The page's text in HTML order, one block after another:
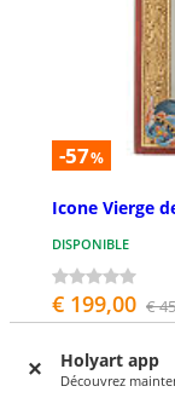
Holyart app
Découvrez
-57%
Icone Vierge
DISPONIBLE
€ 199,00 €